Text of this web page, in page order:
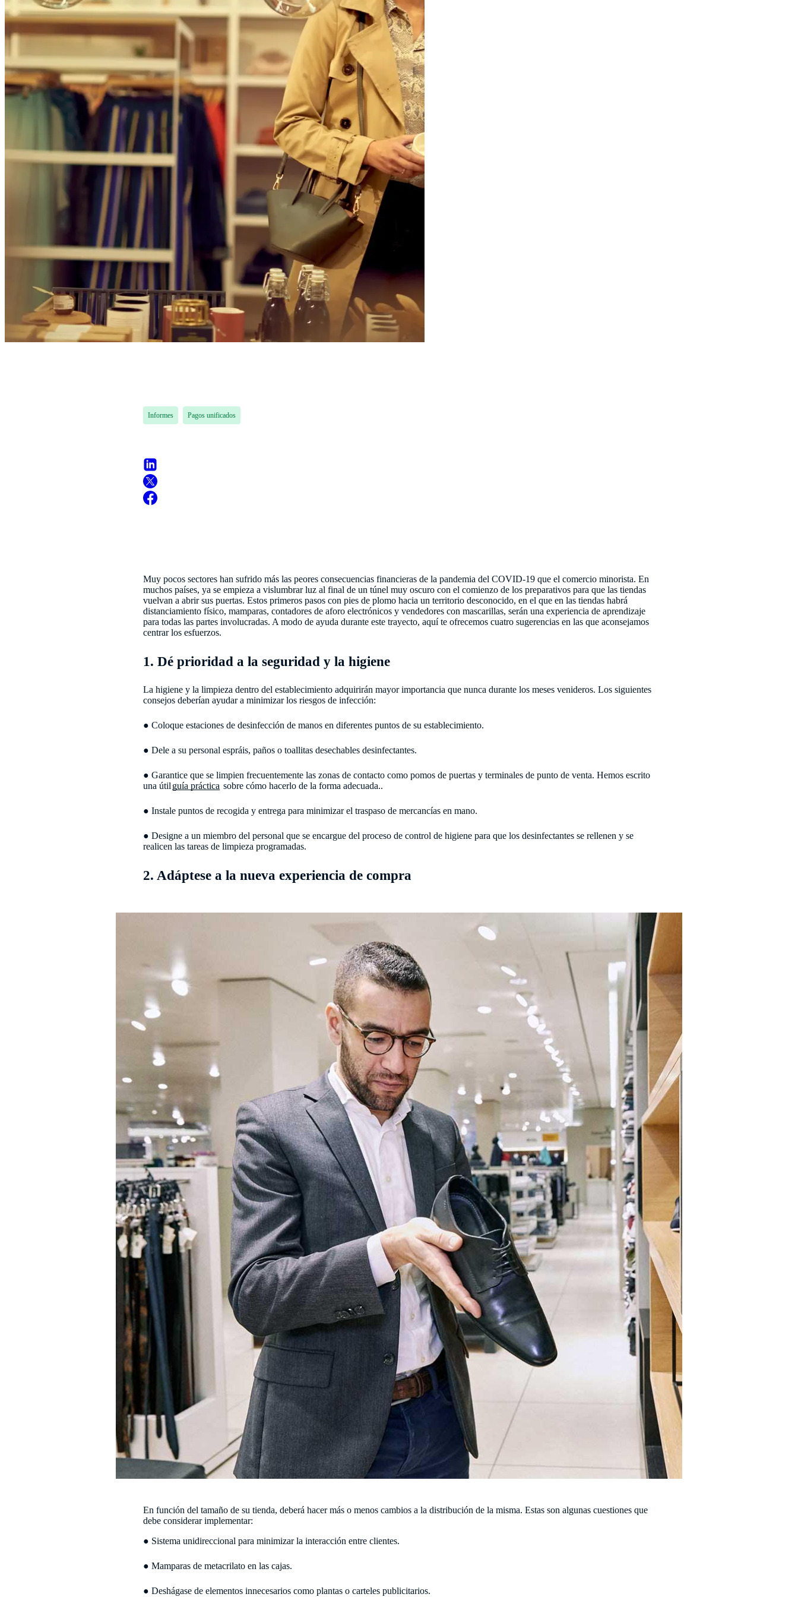
Informes Pagos unificados
Muy pocos sectores han sufrido más las peores consecuencias financieras de la pandemia del COVID-19 que el comercio minorista. En
muchos países, ya se empieza a vislumbrar luz al final de un túnel muy oscuro con el comienzo de los preparativos para que las tiendas
vuelvan a abrir sus puertas. Estos primeros pasos con pies de plomo hacia un territorio desconocido, en el que en las tiendas habrá
distanciamiento físico, mamparas, contadores de aforo electrónicos y vendedores con mascarillas, serán una experiencia de aprendizaje
para todas las partes involucradas. A modo de ayuda durante este trayecto, aquí te ofrecemos cuatro sugerencias en las que aconsejamos
centrar los esfuerzos.
1. Dé prioridad a la seguridad y la higiene
La higiene y la limpieza dentro del establecimiento adquirirán mayor importancia que nunca durante los meses venideros. Los siguientes
consejos deberían ayudar a minimizar los riesgos de infección:
● Coloque estaciones de desinfección de manos en diferentes puntos de su establecimiento.
● Dele a su personal espráis, paños o toallitas desechables desinfectantes.
● Garantice que se limpien frecuentemente las zonas de contacto como pomos de puertas y terminales de punto de venta. Hemos escrito
una útil guía práctica sobre cómo hacerlo de la forma adecuada..
● Instale puntos de recogida y entrega para minimizar el traspaso de mercancías en mano.
● Designe a un miembro del personal que se encargue del proceso de control de higiene para que los desinfectantes se rellenen y se
realicen las tareas de limpieza programadas.
2. Adáptese a la nueva experiencia de compra
En función del tamaño de su tienda, deberá hacer más o menos cambios a la distribución de la misma. Estas son algunas cuestiones que
debe considerar implementar:
● Sistema unidireccional para minimizar la interacción entre clientes.
● Mamparas de metacrilato en las cajas.
● Deshágase de elementos innecesarios como plantas o carteles publicitarios.